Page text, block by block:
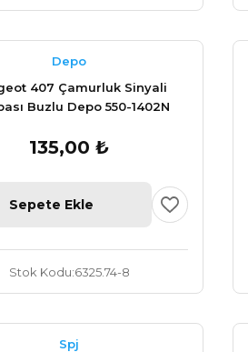
Depo
407 Çamurluk Sinyali
Buzlu Depo 550-1402N
135,00 ₺
Sepete Ekle
Stok Kodu 6325.74-8
Spj